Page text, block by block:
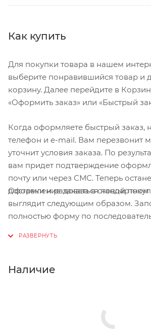
Как купить
Для покупки товара в нашем
выберите понравившийся товар и
корзину. Далее перейдите в
«Оформить заказ» или «Быстрый
Когда оформляете быстрый
телефон и e-mail. Вам перезвонит
уточнит условия заказа. По
вам придет подтверждение
почту или через СМС. Теперь
доставки и радоваться новой
Оформление заказа в
выглядит следующим образом.
полностью форму по
Нажмите кнопку «Оформить заказ».
Наличие